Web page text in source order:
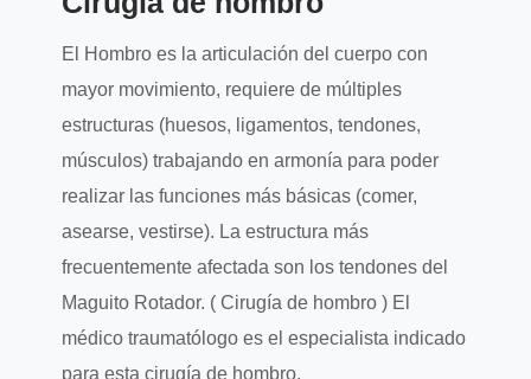
El Hombro es la articulación del cuerpo con
mayor movimiento, requiere de múltiples
estructuras (huesos, ligamentos, tendones,
músculos) trabajando en armonía para poder
realizar las funciones más básicas (comer,
asearse, vestirse). La estructura más
frecuentemente afectada son los tendones del
Maguito Rotador. ( Cirugía de hombro ) El
médico traumatólogo es el especialista indicado
para esta cirugía de hombro.